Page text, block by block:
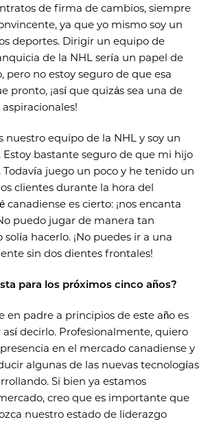
de firma de cambios, siempre
ya que yo mismo soy un
deportes. Dirigir un equipo de
de la NHL sería un papel de
pero no estoy seguro de que esa
pronto, ¡así que quizás sea una de
nuestro equipo de la NHL y soy un
Estoy bastante seguro de que mi hijo
juego un poco y he tenido un
clientes durante la hora del
canadiense es cierto: ¡nos encanta
puedo jugar de manera tan
hacerlo. ¡No puedes ir a una
sin dos dientes frontales!
para los próximos cinco años?
en padre a principios de este año es
decirlo. Profesionalmente, quiero
en el mercado canadiense y
algunas de las nuevas tecnologías
Si bien ya estamos
creo que es importante que
nuestro estado de liderazgo